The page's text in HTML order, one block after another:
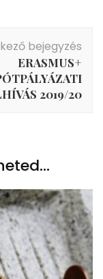
bejegyzés
ERASMUS+
2019/20